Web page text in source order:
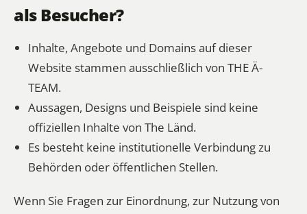
als Besucher?
Inhalte, Angebote und Domains auf dieser
Website stammen ausschließlich von THE Ä-
TEAM.
Aussagen, Designs und Beispiele sind keine
offiziellen Inhalte von The Länd.
Es besteht keine institutionelle Verbindung zu
Behörden oder öffentlichen Stellen.
Wenn Sie Fragen zur Einordnung, zur Nutzung von